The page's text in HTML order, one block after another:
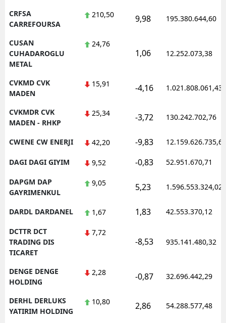
CRFSA
CARREFOURSA
210,50 9,98 195.380.644,60
CUSAN
CUHADAROGLU
METAL
24,76
1,06 12.252.073,38
CVKMD CVK
MADEN
15,91 -4,16 1.021.808.061,43
CVKMDR CVK
MADEN - RHKP
25,34 -3,72 130.242.702,76
CWENE CW ENERJI 42,20 -9,83 12.159.626.735,62
DAGI DAGI GIYIM 9,52 -0,83 52.951.670,71
DAPGM DAP
GAYRIMENKUL
9,05 5,23 1.596.553.324,02
DARDL DARDANEL 1,67 1,83 42.553.370,12
DCTTR DCT
TRADING DIS
TICARET
7,72
-8,53 935.141.480,32
DENGE DENGE
HOLDING
2,28 -0,87 32.696.442,29
DERHL DERLUKS
YATIRIM HOLDING
10,80 2,86 54.288.577,48